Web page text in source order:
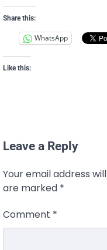
Share this:
WhatsApp
Like this:
Leave a Reply
Your email address
are marked *
Comment *